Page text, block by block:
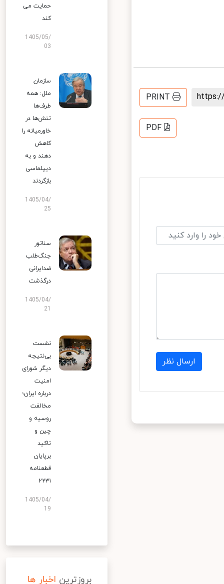
PRINT
PDF
ارسال نظر
حمایت می
کند
1405/05/
03
سازمان
ملل: همه
طرف‌ها
تنش‌ها در
خاورمیانه را
کاهش
دهند و به
دیپلماسی
بازگردند
1405/04/
25
سناتور
جنگ‌طلب
ضدایرانی
درگذشت
1405/04/
نشست
بی‌نتیجه
دیگر شورای
امنیت
درباره ایران؛
مخالفت
روسیه و
چین و
تاکید
برپایان
قطعنامه
۲۲۳۱
1405/04/
19
بروزترین اخبار ها